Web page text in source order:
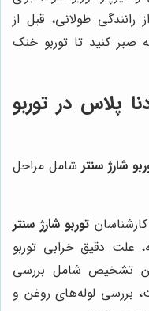
طولانی، قبل از
صبر کنید تا توربو خنک
پلاس در توربو
شارژ سنترشامل مراحل
توربو شارژ سنتر
علت دقیق خرابی توربو
تشخیص شامل بررسی
بررسی لوله‌های روغن و